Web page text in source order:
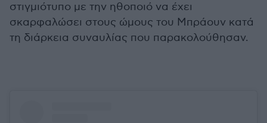
στιγμιότυπο με την ηθοποιό να έχει
σκαρφαλώσει στους ώμους του Μπράουν κατά
τη διάρκεια συναυλίας που παρακολούθησαν.